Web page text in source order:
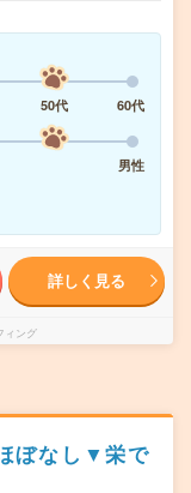
50代
60代
男性
詳しく見る
ィング
ぼなし▼栄で